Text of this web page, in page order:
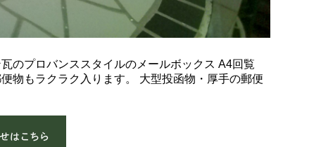
のプロバンススタイルのメールボックス A4回覧
物もラクラク入ります。 大型投函物・厚手の郵便